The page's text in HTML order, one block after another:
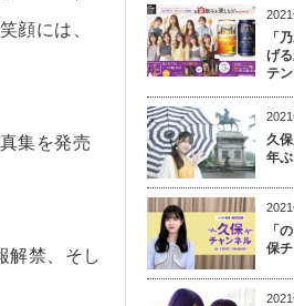
顔には、
集を発売
解禁、そし
「
げ
テ
久
年
「
保